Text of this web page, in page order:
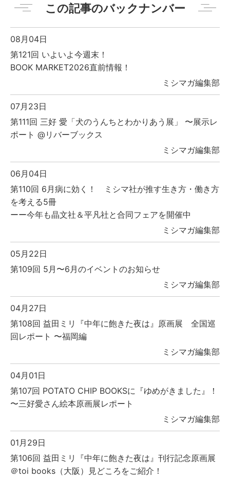
この記事のバックナンバー
08月04日
第121回 いよいよ今週末！
BOOK MARKET2026直前情報！
ミシマガ編集部
07月23日
第111回 三好 愛「犬のうんちとわかりあう展」 〜展示レ
ポート @リバーブックス
ミシマガ編集部
06月04日
第110回 6月病に効く！ ミシマ社が推す生き方・働き方
を考える5冊
ーー今年も晶文社＆平凡社と合同フェアを開催中
ミシマガ編集部
05月22日
第109回 5月〜6月のイベントのお知らせ
ミシマガ編集部
04月27日
第108回 益田ミリ『中年に飽きた夜は』原画展 全国巡
回レポート 〜福岡編
ミシマガ編集部
04月01日
第107回 POTATO CHIP BOOKSに『ゆめがきました』！
〜三好愛さん絵本原画展レポート
ミシマガ編集部
01月29日
第106回 益田ミリ『中年に飽きた夜は』刊行記念原画展
＠toi books（大阪）見どころをご紹介！